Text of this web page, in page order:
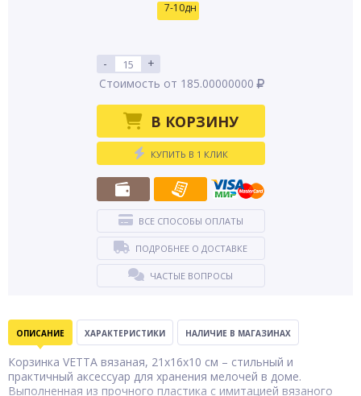
7-10дн
-
+
Стоимость от 185.00000000
В КОРЗИНУ
КУПИТЬ В 1 КЛИК
ВСЕ СПОСОБЫ ОПЛАТЫ
ПОДРОБНЕЕ О ДОСТАВКЕ
ЧАСТЫЕ ВОПРОСЫ
ОПИСАНИЕ ХАРАКТЕРИСТИКИ НАЛИЧИЕ В МАГАЗИНАХ
Корзинка VETTA вязаная, 21х16х10 см – стильный и
практичный аксессуар для хранения мелочей в доме.
Выполненная из прочного пластика с имитацией вязаного